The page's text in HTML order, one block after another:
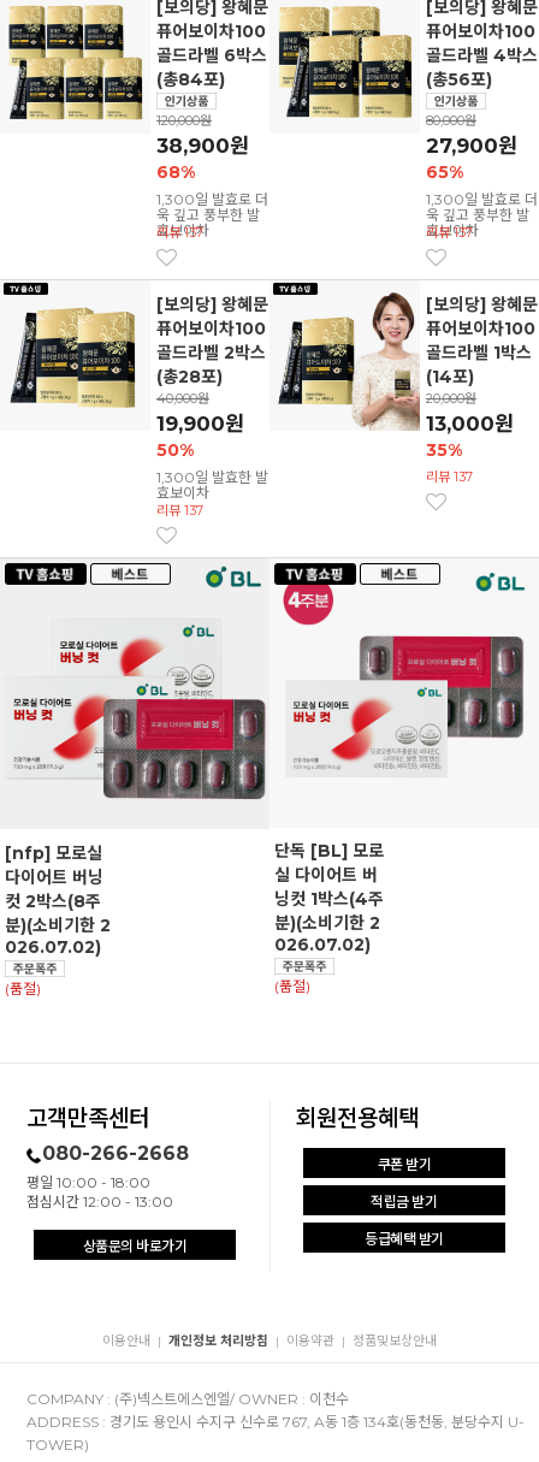
[보의당] 왕혜문
퓨어보이차100
골드라벨 6박스
(총84포)
120,000원
38,900원
68%
1,300일 발효로 더
욱 깊고 풍부한 발
효보이차
리뷰 137
[보의당] 왕혜문
퓨어보이차100
골드라벨 4박스
(총56포)
80,000원
27,900원
65%
1,300일 발효로 더
욱 깊고 풍부한 발
효보이차
리뷰 137
[보의당] 왕혜문
퓨어보이차100
골드라벨 2박스
(총28포)
40,000원
19,900원
50%
1,300일 발효한 발
효보이차
리뷰 137
[보의당] 왕혜문
퓨어보이차100
골드라벨 1박스
(14포)
20,000원
13,000원
35%
리뷰 137
[nfp] 모로실
다이어트 버닝
컷 2박스(8주
분)(소비기한 2
026.07.02)
(품절)
단독 [BL] 모로
실 다이어트 버
닝컷 1박스(4주
분)(소비기한 2
026.07.02)
(품절)
고객만족센터
080-266-2668
평일 10:00 - 18:00
점심시간 12:00 - 13:00
상품문의 바로가기
회원전용혜택
쿠폰 받기
적립금 받기
등급혜택 받기
이용안내 | 개인정보 처리방침 | 이용약관 | 정품및보상안내
COMPANY : (주)넥스트에스엔엘/ OWNER : 이천수
ADDRESS : 경기도 용인시 수지구 신수로 767, A동 1층 134호(동천동, 분당수지 U-
TOWER)